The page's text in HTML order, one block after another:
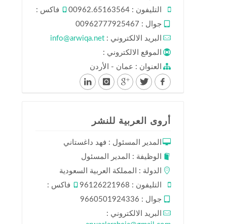
التليفون : 00962.65163564
فاكس :
جوال : 00962777925467
البريد الالكتروني : info@arwiqa.net
الموقع الالكتروني :
العنوان : عمان - الأردن
أروى العربية للنشر
المدير المسئول : فهد داغستاني
الوظيفة : المدير المسئول
الدولة : المملكة العربية السعودية
التليفون : 96126221968
فاكس :
جوال : 9660501924336
البريد الالكتروني :